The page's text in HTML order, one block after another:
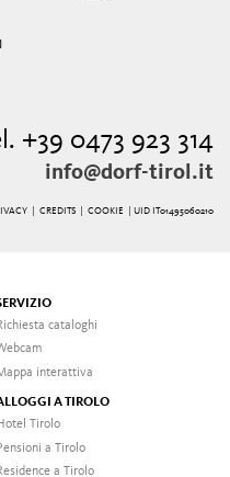
+39 0473 923 314
info@dorf-tirol.it
| CREDITS| COOKIE | UID IT01495060210
cataloghi
interattiva
A TIROLO
Tirolo
a Tirolo
a Tirolo